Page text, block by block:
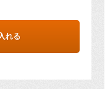
れる